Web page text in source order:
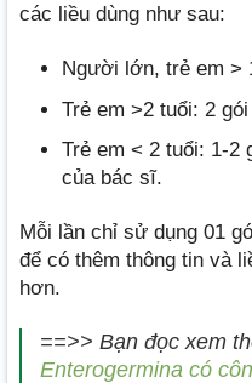
các liều dùng như sau:
Người lớn, trẻ em >
Trẻ em >2 tuổi: 2
Trẻ em < 2 tuổi: 1-2
của bác sĩ.
Mỗi lần chỉ sử dụng 01
để có thêm thông tin và
hơn.
==>> Bạn đọc xem
Enterogermina có